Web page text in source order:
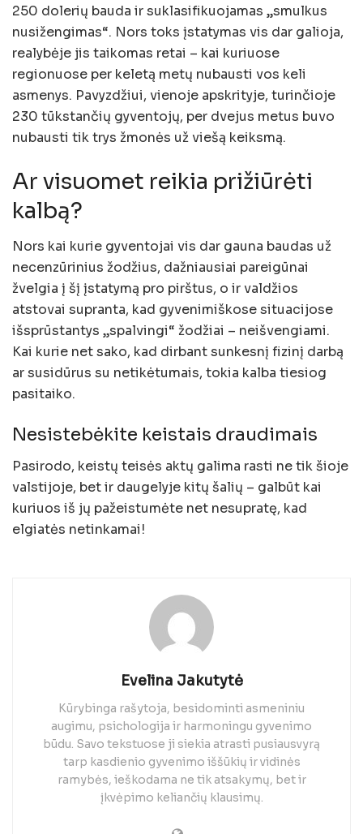
250 dolerių bauda ir suklasifikuojamas „smulkus
nusižengimas“. Nors toks įstatymas vis dar galioja,
realybėje jis taikomas retai – kai kuriuose
regionuose per keletą metų nubausti vos keli
asmenys. Pavyzdžiui, vienoje apskrityje, turinčioje
230 tūkstančių gyventojų, per dvejus metus buvo
nubausti tik trys žmonės už viešą keiksmą.
Ar visuomet reikia prižiūrėti
kalbą?
Nors kai kurie gyventojai vis dar gauna baudas už
necenzūrinius žodžius, dažniausiai pareigūnai
žvelgia į šį įstatymą pro pirštus, o ir valdžios
atstovai supranta, kad gyvenimiškose situacijose
išsprūstantys „spalvingi“ žodžiai – neišvengiami.
Kai kurie net sako, kad dirbant sunkesnį fizinį darbą
ar susidūrus su netikėtumais, tokia kalba tiesiog
pasitaiko.
Nesistebėkite keistais draudimais
Pasirodo, keistų teisės aktų galima rasti ne tik šioje
valstijoje, bet ir daugelyje kitų šalių – galbūt kai
kuriuos iš jų pažeistumėte net nesupratę, kad
elgiatės netinkamai!
Evelina Jakutytė
Kūrybinga rašytoja, besidominti asmeniniu
augimu, psichologija ir harmoningu gyvenimo
būdu. Savo tekstuose ji siekia atrasti pusiausvyrą
tarp kasdienio gyvenimo iššūkių ir vidinės
ramybės, ieškodama ne tik atsakymų, bet ir
įkvėpimo keliančių klausimų.